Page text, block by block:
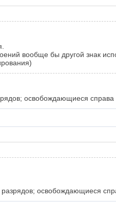
вообще бы другой знак
освобождающиеся
разрядов; освобождающиеся